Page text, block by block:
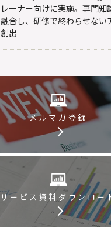
レーナー向けに実施。専門知
融合し、研修で終わらせない
創出
メルマガ登録
サービス資料 ダウンロー